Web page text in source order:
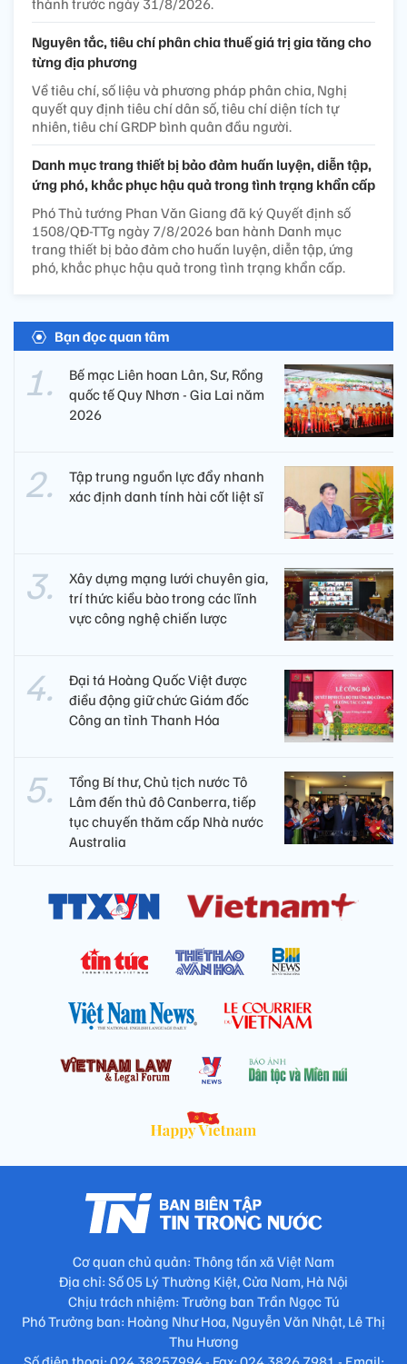
thành trước ngày 31/8/2026.
Nguyên tắc, tiêu chí phân chia thuế giá trị gia tăng cho
từng địa phương
Về tiêu chí, số liệu và phương pháp phân chia, Nghị
quyết quy định tiêu chí dân số, tiêu chí diện tích tự
nhiên, tiêu chí GRDP bình quân đầu người.
Danh mục trang thiết bị bảo đảm huấn luyện, diễn tập,
ứng phó, khắc phục hậu quả trong tình trạng khẩn cấp
Phó Thủ tướng Phan Văn Giang đã ký Quyết định số
1508/QĐ-TTg ngày 7/8/2026 ban hành Danh mục
trang thiết bị bảo đảm cho huấn luyện, diễn tập, ứng
phó, khắc phục hậu quả trong tình trạng khẩn cấp.
Bạn đọc quan tâm
Bế mạc Liên hoan Lân, Sư, Rồng
quốc tế Quy Nhơn - Gia Lai năm
2026
Tập trung nguồn lực đẩy nhanh
xác định danh tính hài cốt liệt sĩ
Xây dựng mạng lưới chuyên gia,
trí thức kiều bào trong các lĩnh
vực công nghệ chiến lược
Đại tá Hoàng Quốc Việt được
điều động giữ chức Giám đốc
Công an tỉnh Thanh Hóa
Tổng Bí thư, Chủ tịch nước Tô
Lâm đến thủ đô Canberra, tiếp
tục chuyến thăm cấp Nhà nước
Australia
Cơ quan chủ quản: Thông tấn xã Việt Nam
Địa chỉ: Số 05 Lý Thường Kiệt, Cửa Nam, Hà Nội
Chịu trách nhiệm: Trưởng ban Trần Ngọc Tú
Phó Trưởng ban: Hoàng Như Hoa, Nguyễn Văn Nhật, Lê Thị
Thu Hương